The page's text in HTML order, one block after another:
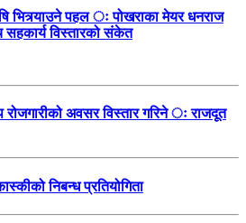
भित्र्याउने पहल ः पोखराका मेयर धनराज
सहकार्य विस्तारको संकेत
रोजगारीको अवसर विस्तार गरिने ः राजदूत
निबन्ध प्रतियोगिता